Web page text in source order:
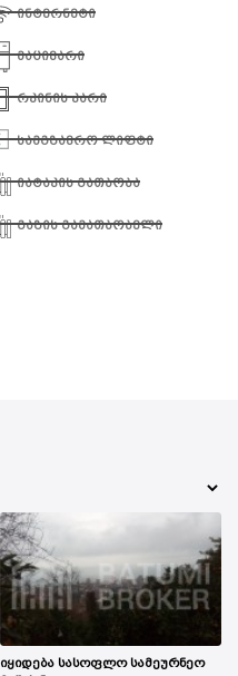
ინტერნეტი
მაცივარი
რკინის კარი
სამგზავრო ლიფტი
იატაკის გათბობა
გაზის გამათბობელი
იყიდება სასოფლო სამეურნეო